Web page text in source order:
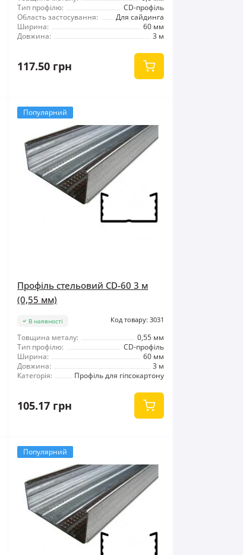
Тип профілю:
CD-профіль
Область застосування:
Для сайдинга
Ширина:
60 мм
Довжина:
3 м
117.50 грн
Популярний
Профіль стельовий CD-60 3 м
(0,55 мм)
В наявності Код товару: 3031
Товщина металу:
0,55 мм
Тип профілю:
CD-профіль
Ширина:
60 мм
Довжина:
3 м
Категорія:
Профіль для гіпсокартону
105.17 грн
Популярний